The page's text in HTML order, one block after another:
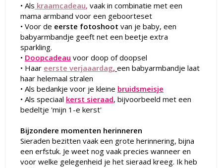
• Als kraamcadeau, vaak in combinatie met een
mama armband voor een geboorteset
• Voor de eerste fotoshoot van je baby, een
babyarmbandje geeft net een beetje extra
sparkling.
• Doopcadeau voor doop of doopsel
• Haar eerste verjaaardag, een babyarmbandje laat
haar helemaal stralen
• Als bedankje voor je kleine bruidsmeisje
• Als speciaal kerst sieraad, bijvoorbeeld met een
bedeltje 'mijn 1-e kerst'
Bijzondere momenten herinneren
Sieraden bezitten vaak een grote herinnering, bijna
een erfstuk. Je weet nog vaak precies wanneer en
voor welke gelegenheid je het sieraad kreeg. Ik heb